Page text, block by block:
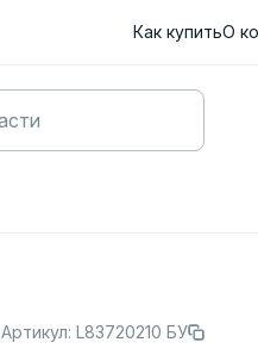
Как купитьО
Артикул: L83720210 БУ